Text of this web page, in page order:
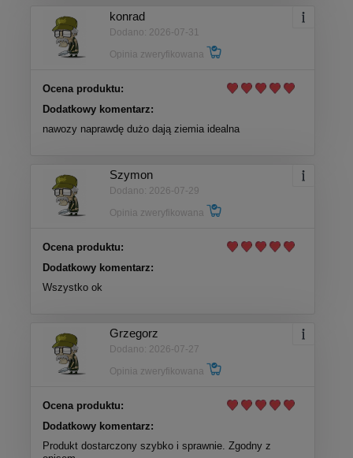
konrad
Dodano: 2026-07-31
Opinia zweryfikowana
Ocena produktu:
Dodatkowy komentarz:
nawozy naprawdę dużo dają ziemia idealna
Szymon
Dodano: 2026-07-29
Opinia zweryfikowana
Ocena produktu:
Dodatkowy komentarz:
Wszystko ok
Grzegorz
Dodano: 2026-07-27
Opinia zweryfikowana
Ocena produktu:
Dodatkowy komentarz:
Produkt dostarczony szybko i sprawnie. Zgodny z